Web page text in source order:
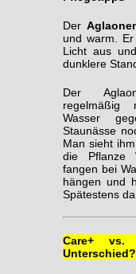
Der
und warm.
Licht aus
dunklere
Der
regelmäßig
Wasser
Staunässe
Man sieht
die Pflanze
fangen bei
hängen und
Spätestens
Care+
Unterschied?